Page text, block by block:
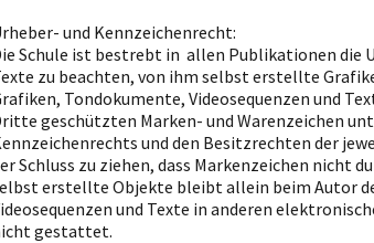
und Kennzeichenrecht:
Schule ist bestrebt in allen Publikationen die
zu beachten, von ihm selbst erstellte
Tondokumente, Videosequenzen und
geschützten Marken- und Warenzeichen
und den Besitzrechten der
Schluss zu ziehen, dass Markenzeichen
erstellte Objekte bleibt allein beim Autor
und Texte in anderen
gestattet.